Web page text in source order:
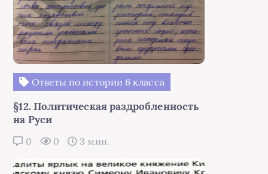
Ответы по истории 6 класса
§12. Политическая раздробленность
на Руси
0 0 3 мин.